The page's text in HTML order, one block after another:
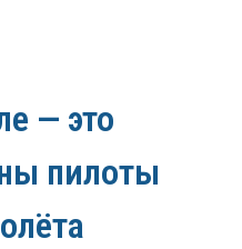
— это
пилоты